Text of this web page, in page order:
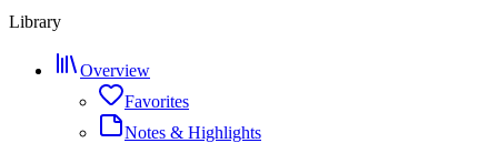
Library
Overview
Favorites
Notes & Highlights